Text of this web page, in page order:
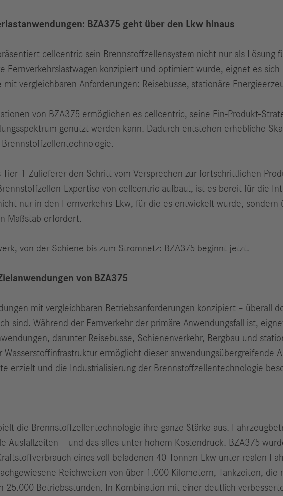
BZA375 geht über den Lkw hinaus
cellcentric sein Brennstoffzellensystem nicht nur als Lösung
Fernverkehrslastwagen konzipiert und optimiert wurde, eignet es
mit vergleichbaren Anforderungen: Reisebusse, stationäre
von BZA375 ermöglichen es cellcentric, seine Ein-Produkt-
genutzt werden kann. Dadurch entstehen erhebliche
1-Zulieferer den Schritt vom Versprechen zur fortschrittlichen
Expertise von cellcentric aufbaut, ist es bereit für die
nur in den Fernverkehrs-Lkw, für die es entwickelt wurde,
Maßstab erfordert.
von der Schiene bis zum Stromnetz: BZA375 beginnt jetzt.
von BZA375
mit vergleichbaren Betriebsanforderungen konzipiert – überall
sind. Während der Fernverkehr der primäre Anwendungsfall ist,
darunter Reisebusse, Schienenverkehr, Bergbau und
ermöglicht dieser anwendungsübergreifende
erzielt und die Industrialisierung der Brennstoffzellentechnologie
die Brennstoffzellentechnologie ihre ganze Stärke aus.
Ausfallzeiten – und das alles unter hohem Kostendruck. BZA375
eines voll beladenen 40-Tonnen-Lkw unter realen
Reichweiten von über 1.000 Kilometern, Tankzeiten, die
25.000 Betriebsstunden. In Kombination mit einer deutlich